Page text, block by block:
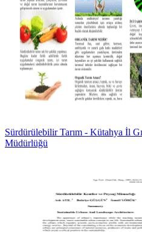
Sürdürülebilir Tarım - Kütahya İl
Müdürlüğü